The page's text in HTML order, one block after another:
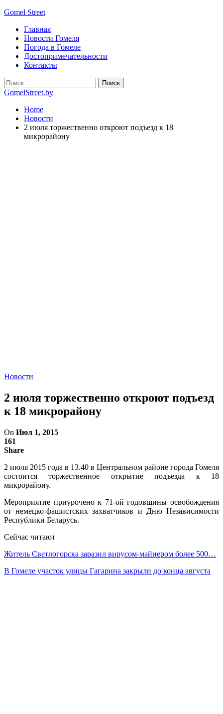
Gomel Street
Главная
Новости Гомеля
Погода в Гомеле
Достопримечательности
Контакты
GomelStreet.by
Home
Новости
2 июля торжественно откроют подъезд к 18
микрорайону
Новости
2 июля торжественно откроют подъезд
к 18 микрорайону
On Июл 1, 2015
161
Share
2 июля 2015 года в 13.40 в Центральном районе города Гомеля
состоится торжественное открытие подъезда к 18
микрорайону.
Мероприятие приурочено к 71-ой годовщины освобождения
от немецко-фашистских захватчиков и Дню Независимости
Республики Беларусь.
Сейчас читают
Житель Светлогорска заразил вирусом-майнером более 500…
В Гомеле участок улицы Гагарина закрыли до конца августа